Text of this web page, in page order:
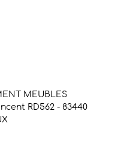
MEUBLES
RD562 - 83440